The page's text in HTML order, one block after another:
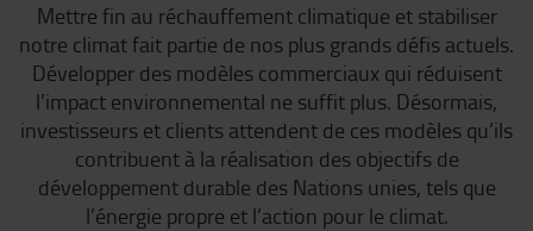
Mettre fin au réchauffement climatique et stabiliser
notre climat fait partie de nos plus grands défis actuels.
Développer des modèles commerciaux qui réduisent
l’impact environnemental ne suffit plus. Désormais,
investisseurs et clients attendent de ces modèles qu’ils
contribuent à la réalisation des objectifs de
développement durable des Nations unies, tels que
l’énergie propre et l’action pour le climat.